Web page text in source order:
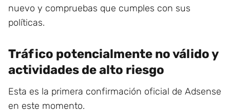
nuevo y compruebas que cumples con sus
políticas.
Tráfico potencialmente no válido y
actividades de alto riesgo
Esta es la primera confirmación oficial de Adsense
en este momento.